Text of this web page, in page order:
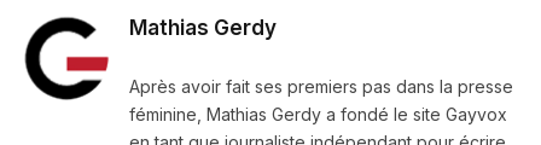
Mathias Gerdy
Après avoir fait ses premiers pas dans la presse
féminine, Mathias Gerdy a fondé le site Gayvox